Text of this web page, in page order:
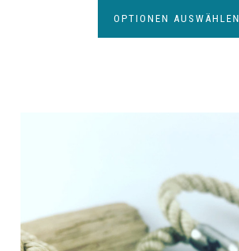
OPTIONEN AUSWÄHLEN